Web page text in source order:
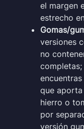
el margen
estrecho
Gomas/
versiones
no
que
hierro o
por
versión